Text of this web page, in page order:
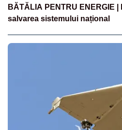
BĂTĂLIA PENTRU ENERGIE
salvarea sistemului național